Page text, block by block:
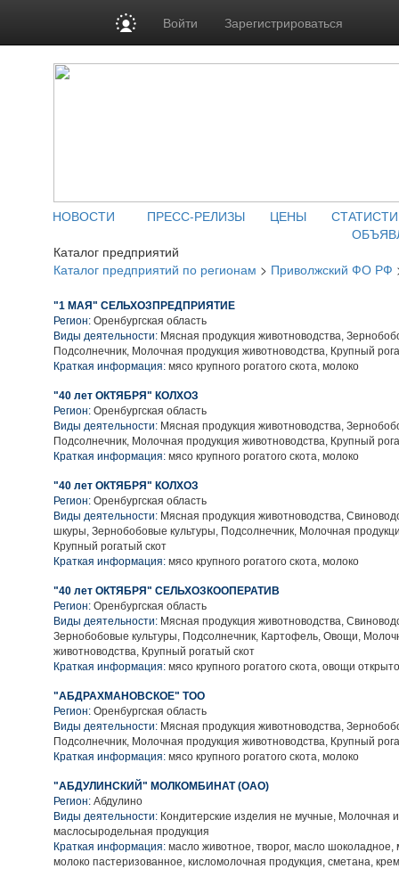
Войти Зарегистрироваться
НОВОСТИ ПРЕСС-РЕЛИЗЫ ЦЕНЫ
Каталог предприятий
Каталог предприятий по регионам > Приволжский ФО РФ
"1 МАЯ" СЕЛЬХОЗПРЕДПРИЯТИЕ
Регион: Оренбургская область
Виды деятельности: Мясная продукция животноводства,
Подсолнечник, Молочная продукция животноводства, Крупный
Краткая информация: мясо крупного рогатого скота, молоко
"40 лет ОКТЯБРЯ" КОЛХОЗ
Регион: Оренбургская область
Виды деятельности: Мясная продукция животноводства,
Подсолнечник, Молочная продукция животноводства, Крупный
Краткая информация: мясо крупного рогатого скота, молоко
"40 лет ОКТЯБРЯ" КОЛХОЗ
Регион: Оренбургская область
Виды деятельности: Мясная продукция животноводства,
шкуры, Зернобобовые культуры, Подсолнечник, Молочная
Крупный рогатый скот
Краткая информация: мясо крупного рогатого скота, молоко
"40 лет ОКТЯБРЯ" СЕЛЬХОЗКООПЕРАТИВ
Регион: Оренбургская область
Виды деятельности: Мясная продукция животноводства,
Зернобобовые культуры, Подсолнечник, Картофель, Овощи,
животноводства, Крупный рогатый скот
Краткая информация: мясо крупного рогатого скота, овощи
"АБДРАХМАНОВСКОЕ" ТОО
Регион: Оренбургская область
Виды деятельности: Мясная продукция животноводства,
Подсолнечник, Молочная продукция животноводства, Крупный
Краткая информация: мясо крупного рогатого скота, молоко
"АБДУЛИНСКИЙ" МОЛКОМБИНАТ (ОАО)
Регион: Абдулино
Виды деятельности: Кондитерские изделия не мучные, Молочная и
маслосыродельная продукция
Краткая информация: масло животное, творог, масло шоколадное,
молоко пастеризованное, кисломолочная продукция, сметана,